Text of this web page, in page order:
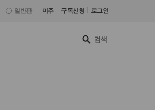
일반판 미주 구독신청 로그인